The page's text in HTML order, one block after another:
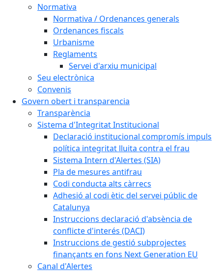
Normativa
Normativa / Ordenances generals
Ordenances fiscals
Urbanisme
Reglaments
Servei d'arxiu municipal
Seu electrònica
Convenis
Govern obert i transparencia
Transparència
Sistema d'Integritat Institucional
Declaració institucional compromís impuls
política integritat lluita contra el frau
Sistema Intern d'Alertes (SIA)
Pla de mesures antifrau
Codi conducta alts càrrecs
Adhesió al codi ètic del servei públic de
Catalunya
Instruccions declaració d'absència de
conflicte d'interés (DACI)
Instruccions de gestió subprojectes
finançants en fons Next Generation EU
Canal d'Alertes